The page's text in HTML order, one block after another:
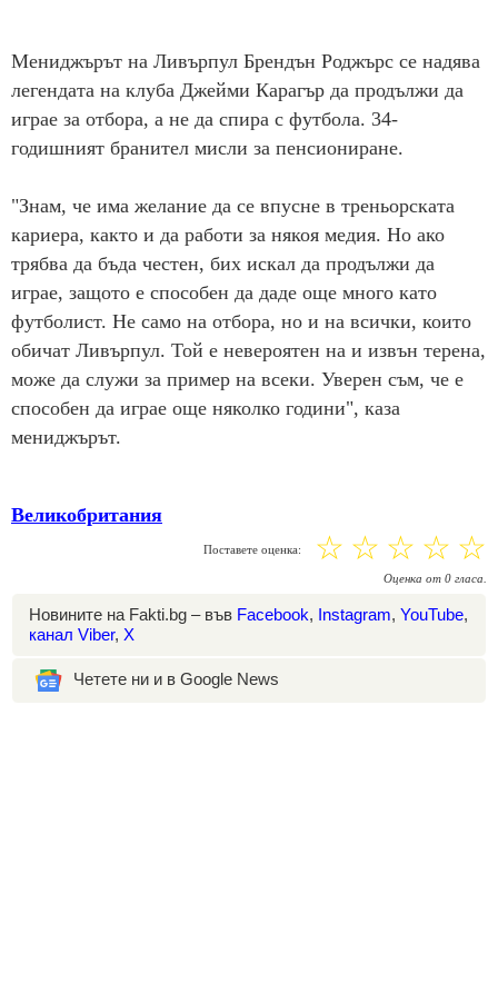
Мениджърът на Ливърпул Брендън Роджърс се надява
легендата на клуба Джейми Карагър да продължи да
играе за отбора, а не да спира с футбола. 34-
годишният бранител мисли за пенсиониране.
"Знам, че има желание да се впусне в треньорската
кариера, както и да работи за някоя медия. Но ако
трябва да бъда честен, бих искал да продължи да
играе, защото е способен да даде още много като
футболист. Не само на отбора, но и на всички, които
обичат Ливърпул. Той е невероятен на и извън терена,
може да служи за пример на всеки. Уверен съм, че е
способен да играе още няколко години", каза
мениджърът.
Великобритания
Поставете оценка: ☆
☆
☆
☆
☆
Оценка от 0 гласа.
Новините на Fakti.bg – във Facebook, Instagram, YouTube,
канал Viber, X
Четете ни и в Google News